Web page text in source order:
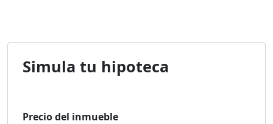
Simula tu hipoteca
Precio del inmueble